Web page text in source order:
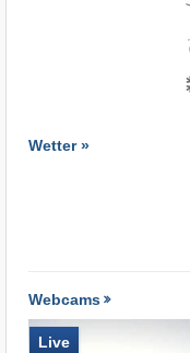
Wetter »
Webcams
Live